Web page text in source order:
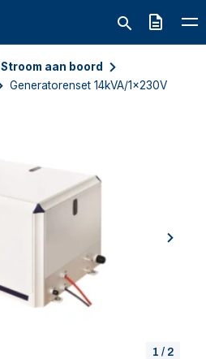
Offerte
Stroom aan boord
Generatorenset 14kVA/1x230V
next
1 / 2